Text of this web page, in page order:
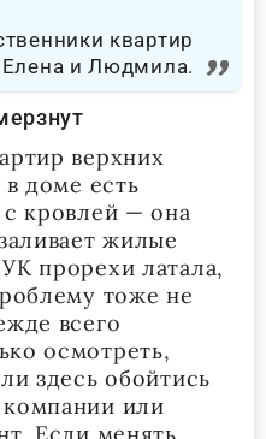
квартир
Елена и Людмила.
верхних
доме есть
кровлей — она
жилые
прорехи латала,
тоже не
всего
осмотреть,
здесь обойтись
или
Если менять